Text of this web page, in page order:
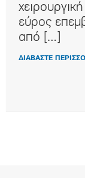
εύρος
από […]
ΔΙΑΒΑΣΤΕ